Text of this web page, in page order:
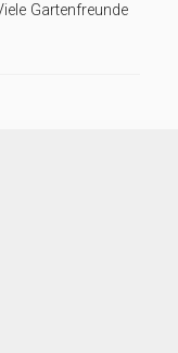
Gartenfreunde